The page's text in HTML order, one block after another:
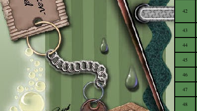
42
43
44
45
46
47
48